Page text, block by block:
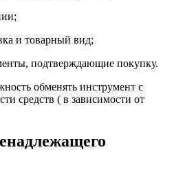
и товарный вид;
подтверждающие покупку.
обменять инструмент с
средств ( в зависимости от